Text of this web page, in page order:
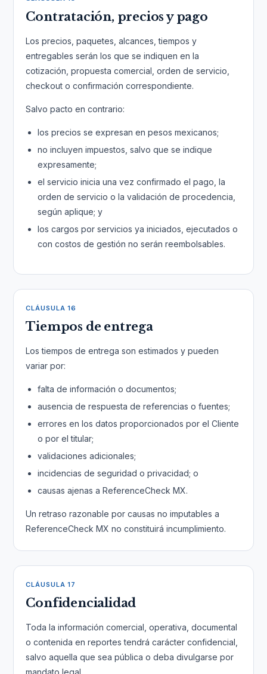
Contratación, precios y pago
Los precios, paquetes, alcances, tiempos y
entregables serán los que se indiquen en la
cotización, propuesta comercial, orden de servicio,
checkout o confirmación correspondiente.
Salvo pacto en contrario:
los precios se expresan en pesos mexicanos;
no incluyen impuestos, salvo que se indique
expresamente;
el servicio inicia una vez confirmado el pago, la
orden de servicio o la validación de procedencia,
según aplique; y
los cargos por servicios ya iniciados, ejecutados o
con costos de gestión no serán reembolsables.
CLÁUSULA 16
Tiempos de entrega
Los tiempos de entrega son estimados y pueden
variar por:
falta de información o documentos;
ausencia de respuesta de referencias o fuentes;
errores en los datos proporcionados por el Cliente
o por el titular;
validaciones adicionales;
incidencias de seguridad o privacidad; o
causas ajenas a ReferenceCheck MX.
Un retraso razonable por causas no imputables a
ReferenceCheck MX no constituirá incumplimiento.
CLÁUSULA 17
Confidencialidad
Toda la información comercial, operativa, documental
o contenida en reportes tendrá carácter confidencial,
salvo aquella que sea pública o deba divulgarse por
mandato legal.